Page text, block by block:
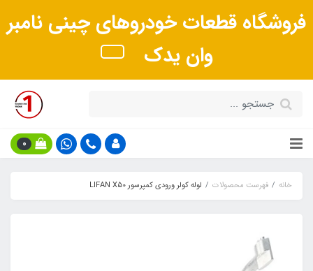
فروشگاه قطعات خودروهای چینی نامبر
وان یدک
0
خانه فهرست محصولات لوله کولر ورودی کمپرسور LIFAN X50